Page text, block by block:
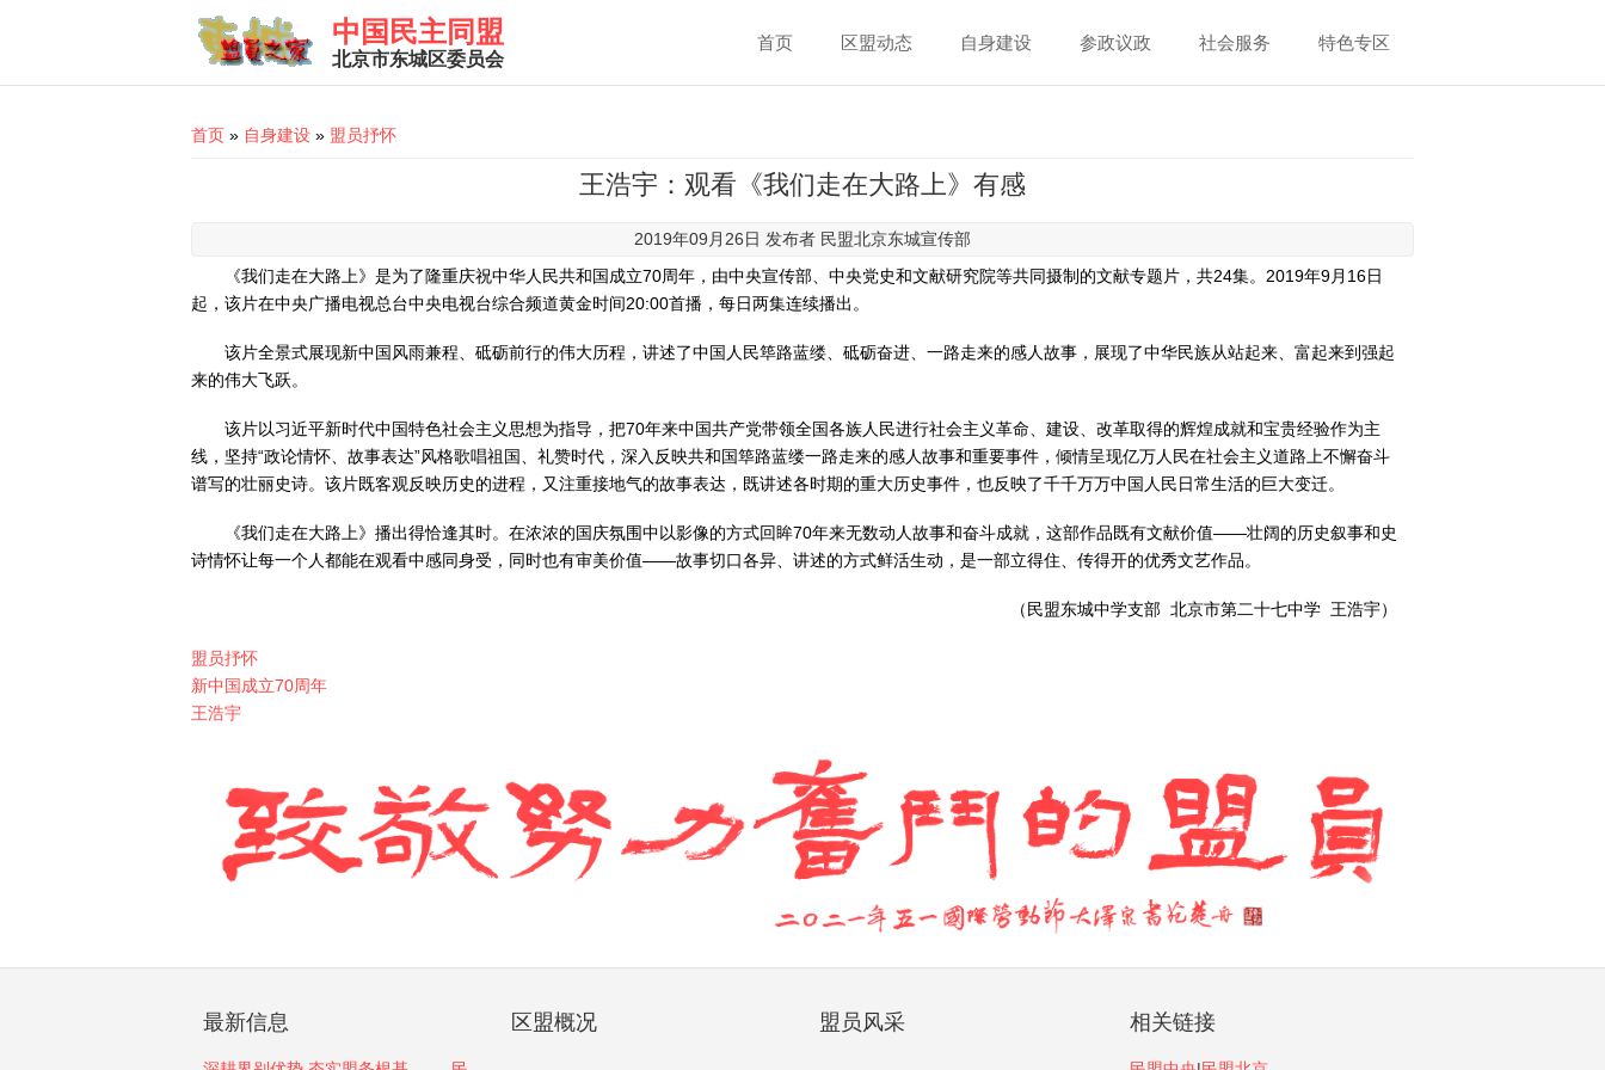
中国民主同盟
北京市东城区委员会
首页 区盟动态 自身建设 参政议政 社会服务 特色专区
You are here
首页 » 自身建设 » 盟员抒怀
王浩宇：观看《我们走在大路上》有感
2019年09月26日 发布者 民盟北京东城宣传部
《我们走在大路上》是为了隆重庆祝中华人民共和国成立70周年，由中央宣传部、中央党史和文献研究院等共同摄制的文献专题片，共24集。2019年9月16日
起，该片在中央广播电视总台中央电视台综合频道黄金时间20:00首播，每日两集连续播出。
该片全景式展现新中国风雨兼程、砥砺前行的伟大历程，讲述了中国人民筚路蓝缕、砥砺奋进、一路走来的感人故事，展现了中华民族从站起来、富起来到强起
来的伟大飞跃。
该片以习近平新时代中国特色社会主义思想为指导，把70年来中国共产党带领全国各族人民进行社会主义革命、建设、改革取得的辉煌成就和宝贵经验作为主
线，坚持“政论情怀、故事表达”风格歌唱祖国、礼赞时代，深入反映共和国筚路蓝缕一路走来的感人故事和重要事件，倾情呈现亿万人民在社会主义道路上不懈奋斗
谱写的壮丽史诗。该片既客观反映历史的进程，又注重接地气的故事表达，既讲述各时期的重大历史事件，也反映了千千万万中国人民日常生活的巨大变迁。
《我们走在大路上》播出得恰逢其时。在浓浓的国庆氛围中以影像的方式回眸70年来无数动人故事和奋斗成就，这部作品既有文献价值——壮阔的历史叙事和史
诗情怀让每一个人都能在观看中感同身受，同时也有审美价值——故事切口各异、讲述的方式鲜活生动，是一部立得住、传得开的优秀文艺作品。
（民盟东城中学支部 北京市第二十七中学 王浩宇）
盟员抒怀
新中国成立70周年
王浩宇
最新信息 区盟概况 盟员风采 相关链接